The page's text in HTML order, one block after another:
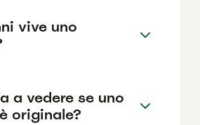
vive uno
a vedere se uno
originale?